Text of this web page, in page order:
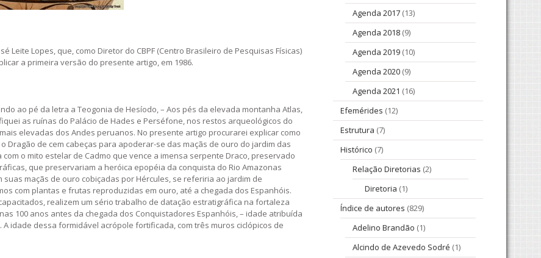
Leite Lopes, que, como Diretor do CBPF (Centro Brasileiro de Pesquisas Físicas)
a primeira versão do presente artigo, em 1986.
ao pé da letra a Teogonia de Hesíodo, – Aos pés da elevada montanha Atlas,
as ruínas do Palácio de Hades e Perséfone, nos restos arqueológicos do
elevadas dos Andes peruanos. No presente artigo procurarei explicar como
Dragão de cem cabeças para apoderar-se das maçãs de ouro do jardim das
o mito estelar de Cadmo que vence a imensa serpente Draco, preservado
que preservariam a heróica epopéia da conquista do Rio Amazonas
maçãs de ouro cobiçadas por Hércules, se referiria ao jardim de
com plantas e frutas reproduzidas em ouro, até a chegada dos Espanhóis.
realizem um sério trabalho de datação estratigráfica na fortaleza
100 anos antes da chegada dos Conquistadores Espanhóis, – idade atribuída
idade dessa formidável acrópole fortificada, com três muros ciclópicos de
Agenda 2017 (13)
Agenda 2018 (9)
Agenda 2019 (10)
Agenda 2020 (9)
Agenda 2021 (16)
Efemérides (12)
Estrutura (7)
Histórico (7)
Relação Diretorias (2)
Diretoria (1)
Índice de autores (829)
Adelino Brandão (1)
Alcindo de Azevedo Sodré (1)